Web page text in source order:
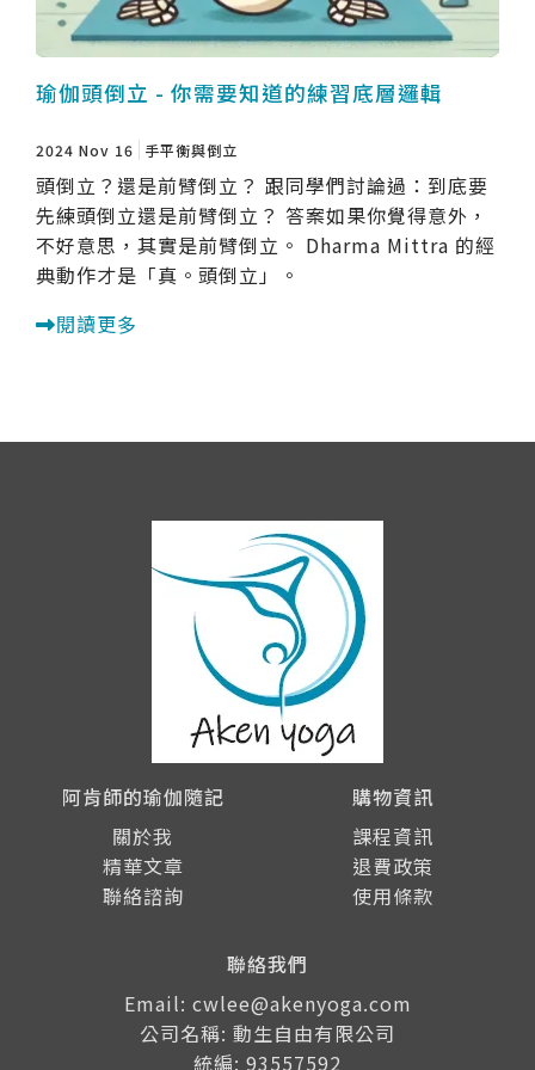
瑜伽頭倒立 - 你需要知道的練習底層邏輯
2024 Nov 16 手平衡與倒立
頭倒立？還是前臂倒立？ 跟同學們討論過：到底要
先練頭倒立還是前臂倒立？ 答案如果你覺得意外，
不好意思，其實是前臂倒立。 Dharma Mittra 的經
典動作才是「真。頭倒立」。
閱讀更多
阿肯師的瑜伽隨記
關於我
精華文章
聯絡諮詢
購物資訊
課程資訊
退費政策
使用條款
聯絡我們
Email: cwlee@akenyoga.com
公司名稱: 動生自由有限公司
統編: 93557592